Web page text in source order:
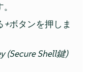
+ボタンを押しま
(Secure Shell鍵)